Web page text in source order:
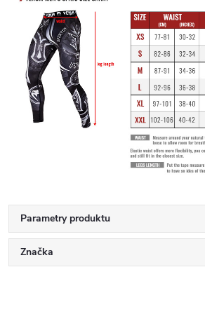
Parametry produktu
Značka